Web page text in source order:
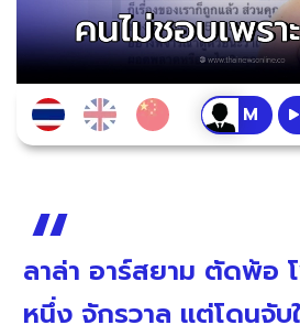
ลาล่า อาร์สยาม ตัดพ้อ
หนึ่ง จักรวาล แต่โดนจับ